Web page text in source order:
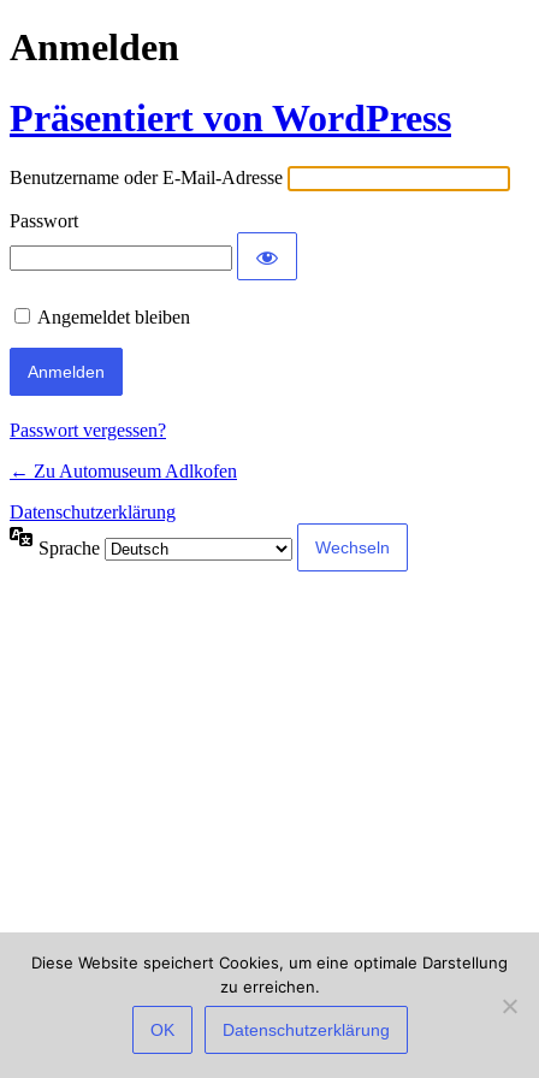
Anmelden
Präsentiert von WordPress
Benutzername oder E-Mail-Adresse
Passwort
Angemeldet bleiben
Passwort vergessen?
← Zu Automuseum Adlkofen
Datenschutzerklärung
Sprache
Deine IP-Adresse und Browser-Informationen werden möglicherweise
durch Sicherheits-Plugins dieser Website verarbeitet. Wenn du fortfährst,
erklärst du dich damit einverstanden und gibst dazu dein Einverständnis.
Diese Website speichert Cookies, um eine optimale Darstellung
zu erreichen.
OK Datenschutzerklärung